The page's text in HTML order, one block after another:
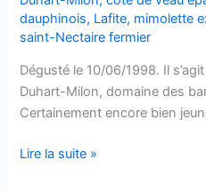
dauphinois, Lafite, mimolette
saint-Nectaire fermier
Dégusté le 10/06/1998. Il
Duhart-Milon, domaine des
Certainement encore bien
Pauillac
Lire la suite »